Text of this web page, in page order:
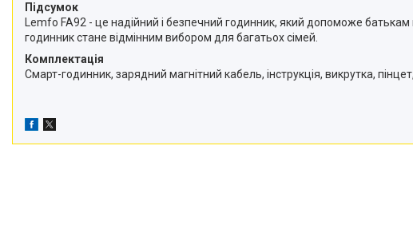
Підсумок
Lemfo FA92 - це надійний і безпечний годинник, який допоможе
годинник стане відмінним вибором для багатьох сімей.
Комплектація
Смарт-годинник, зарядний магнітний кабель, інструкція, викрутка,